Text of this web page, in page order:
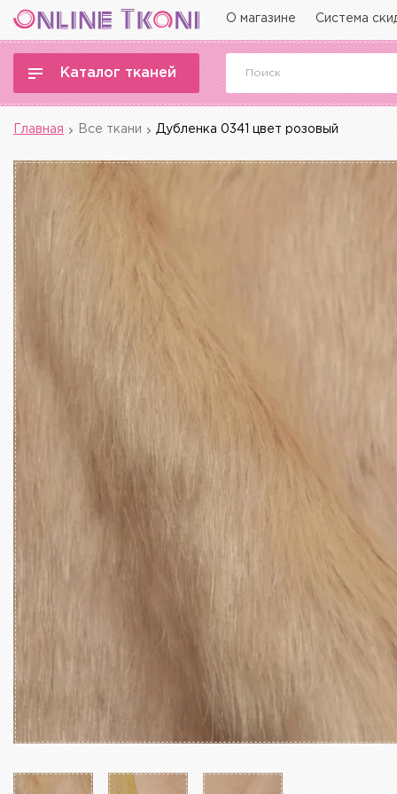
О магазине Система
Каталог тканей
Главная Все ткани Дубленка 0341 цвет розовый